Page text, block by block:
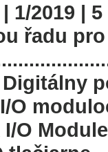
1/2019 |
řadu pro
O